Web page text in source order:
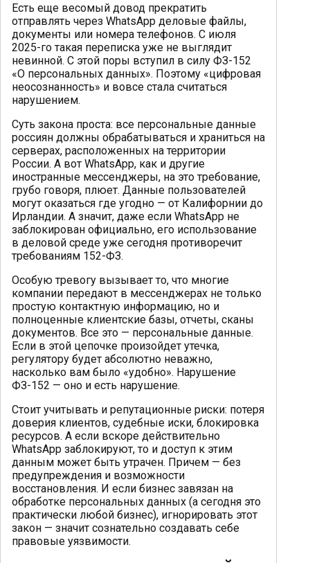
Есть еще весомый довод прекратить
отправлять через WhatsApp деловые файлы,
документы или номера телефонов. С июля
2025-го такая переписка уже не выглядит
невинной. С этой поры вступил в силу ФЗ-152
«О персональных данных». Поэтому «цифровая
неосознанность» и вовсе стала считаться
нарушением.
Суть закона проста: все персональные данные
россиян должны обрабатываться и храниться на
серверах, расположенных на территории
России. А вот WhatsApp, как и другие
иностранные мессенджеры, на это требование,
грубо говоря, плюет. Данные пользователей
могут оказаться где угодно — от Калифорнии до
Ирландии. А значит, даже если WhatsApp не
заблокирован официально, его использование
в деловой среде уже сегодня противоречит
требованиям 152-ФЗ.
Особую тревогу вызывает то, что многие
компании передают в мессенджерах не только
простую контактную информацию, но и
полноценные клиентские базы, отчеты, сканы
документов. Все это — персональные данные.
Если в этой цепочке произойдет утечка,
регулятору будет абсолютно неважно,
насколько вам было «удобно». Нарушение
ФЗ-152 — оно и есть нарушение.
Стоит учитывать и репутационные риски: потеря
доверия клиентов, судебные иски, блокировка
ресурсов. А если вскоре действительно
WhatsApp заблокируют, то и доступ к этим
данным может быть утрачен. Причем — без
предупреждения и возможности
восстановления. И если бизнес завязан на
обработке персональных данных (а сегодня это
практически любой бизнес), игнорировать этот
закон — значит сознательно создавать себе
правовые уязвимости.